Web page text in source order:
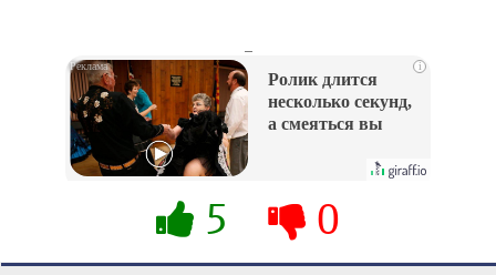
i
Ролик длится
несколько секунд,
а смеяться вы
5 0